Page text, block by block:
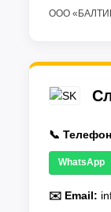
ООО
📞
WhatsApp
✉️ Email: